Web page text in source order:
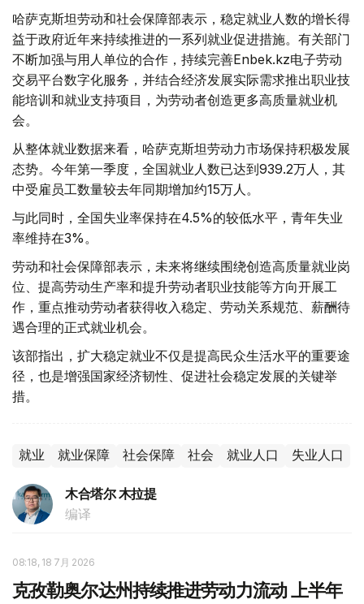
哈萨克斯坦劳动和社会保障部表示，稳定就业人数的增长得
益于政府近年来持续推进的一系列就业促进措施。有关部门
不断加强与用人单位的合作，持续完善Enbek.kz电子劳动
交易平台数字化服务，并结合经济发展实际需求推出职业技
能培训和就业支持项目，为劳动者创造更多高质量就业机
会。
从整体就业数据来看，哈萨克斯坦劳动力市场保持积极发展
态势。今年第一季度，全国就业人数已达到939.2万人，其
中受雇员工数量较去年同期增加约15万人。
与此同时，全国失业率保持在4.5%的较低水平，青年失业
率维持在3%。
劳动和社会保障部表示，未来将继续围绕创造高质量就业岗
位、提高劳动生产率和提升劳动者职业技能等方向开展工
作，重点推动劳动者获得收入稳定、劳动关系规范、薪酬待
遇合理的正式就业机会。
该部指出，扩大稳定就业不仅是提高民众生活水平的重要途
径，也是增强国家经济韧性、促进社会稳定发展的关键举
措。
就业 就业保障 社会保障 社会 就业人口 失业人口
木合塔尔 木拉提
编译
08:18, 18 7月 2026
克孜勒奥尔达州持续推进劳动力流动 上半年